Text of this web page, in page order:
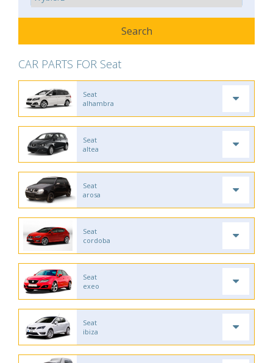
CAR PARTS FOR Seat
Seat
alhambra
Seat
altea
Seat
arosa
Seat
cordoba
Seat
exeo
Seat
ibiza